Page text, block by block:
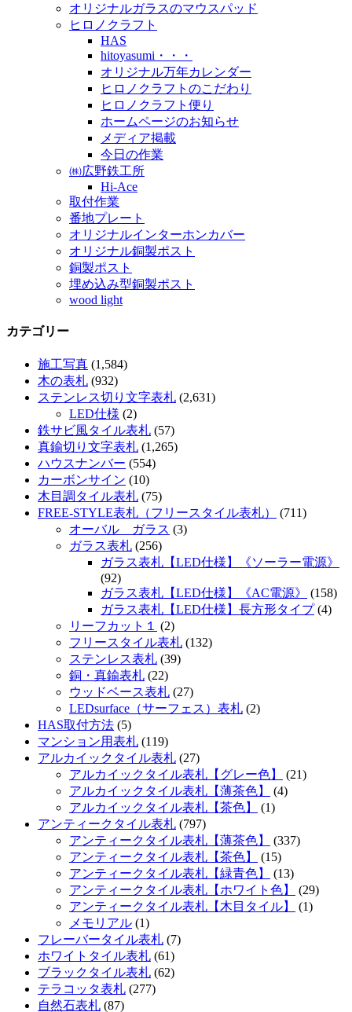
オリジナルガラスのマウスパッド
ヒロノクラフト
HAS
hitoyasumi・・・
オリジナル万年カレンダー
ヒロノクラフトのこだわり
ヒロノクラフト便り
ホームページのお知らせ
メディア掲載
今日の作業
㈱広野鉄工所
Hi-Ace
取付作業
番地プレート
オリジナルインターホンカバー
オリジナル銅製ポスト
銅製ポスト
埋め込み型銅製ポスト
wood light
カテゴリー
施工写真 (1,584)
木の表札 (932)
ステンレス切り文字表札 (2,631)
LED仕様 (2)
鉄サビ風タイル表札 (57)
真鍮切り文字表札 (1,265)
ハウスナンバー (554)
カーボンサイン (10)
木目調タイル表札 (75)
FREE-STYLE表札（フリースタイル表札）
(711)
オーバル ガラス (3)
ガラス表札 (256)
ガラス表札【LED仕様】《ソーラー電源》
(92)
ガラス表札【LED仕様】《AC電源》
(158)
ガラス表札【LED仕様】長方形タイプ(4)
リーフカット１
(2)
フリースタイル表札 (132)
ステンレス表札 (39)
銅・真鍮表札 (22)
ウッドベース表札 (27)
LEDsurface（サーフェス）表札 (2)
HAS取付方法 (5)
マンション用表札 (119)
アルカイックタイル表札 (27)
アルカイックタイル表札【グレー色】
(21)
アルカイックタイル表札【薄茶色】
(4)
アルカイックタイル表札【茶色】
(1)
アンティークタイル表札 (797)
アンティークタイル表札【薄茶色】
(337)
アンティークタイル表札【茶色】
(15)
アンティークタイル表札【緑青色】
(13)
アンティークタイル表札【ホワイト色】
(29)
アンティークタイル表札【木目タイル】
(1)
メモリアル (1)
フレーバータイル表札 (7)
ホワイトタイル表札 (61)
ブラックタイル表札 (62)
テラコッタ表札 (277)
自然石表札 (87)